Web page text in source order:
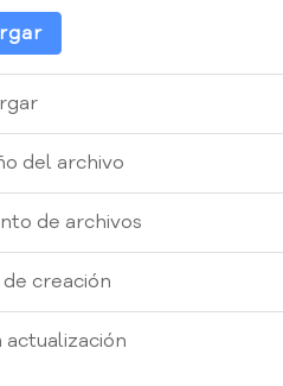
del archivo
de archivos
creación
actualización